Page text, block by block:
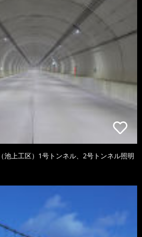
池上工区）1号トンネル、2号トンネル照明